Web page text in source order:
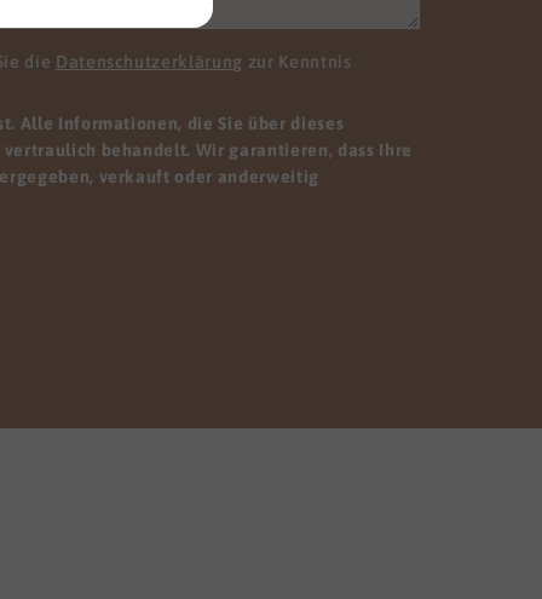
die Datenschutzerklärung zur Kenntnis
Alle Informationen, die Sie über dieses
behandelt. Wir garantieren, dass Ihre
verkauft oder anderweitig